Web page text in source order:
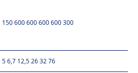
150 600 600 600 600 300
5 6,7 12,5 26 32 76